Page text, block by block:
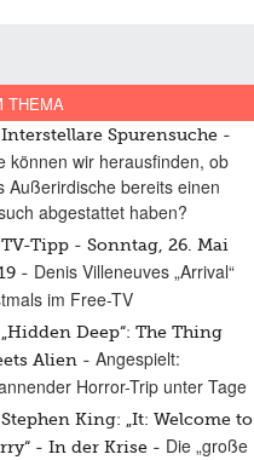
THEMA
Interstellare Spurensuche
können wir herausfinden, ob
Außerirdische bereits einen
abgestattet haben?
TV-Tipp - Sonntag, 26. Mai
Denis Villeneuves „Arrival“
im Free-TV
„Hidden Deep“: The Thing
Alien
Angespielt:
Horror-Trip unter Tage
Stephen King: „It: Welcome to
- In der Krise
Die „große